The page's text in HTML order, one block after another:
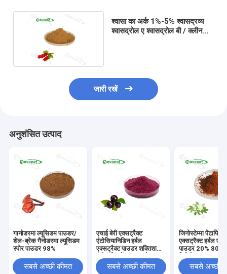
श्वासा का अर्क 1%-5% श्वासद्रव्य
श्वासद्रोल ए श्वासद्रोल बी / क्लीन
जारी रखें
अनुशंसित उत्पाद
गानोडरमा ल्यूसिडम पाउडर/
शेल-ब्रेक गैनोडरमा ल्यूसिडम
स्पोर पाउडर 98%
सबसे अच्छी कीमत
एचाई बेरी एक्सट्रैक्ट
एंटोसियानिडिन हर्बल
एक्सट्रैक्ट पाउडर शक्तिशाली
सबसे अच्छी कीमत
जिनोस्टेम्मा
एक्सट्रैक्ट हर्बल
पाउडर 20% 80%
सबसे अच्छी